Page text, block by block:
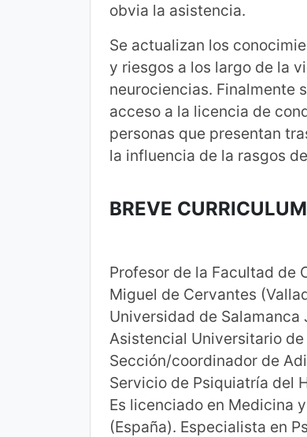
obvia la asistencia.
Se actualizan los
y riesgos a los largo de la
neurociencias. Finalmente
acceso a la licencia de
personas que presentan
la influencia de la rasgos
BREVE
Profesor de la Facultad de
Miguel de Cervantes
Universidad de
Asistencial Universitario
Sección/coordinador de
Servicio de Psiquiatría del
Es licenciado en Medicina
(España). Especialista en